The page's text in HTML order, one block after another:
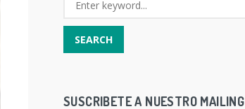
SUSCRIBETE A NUESTRO MAILING